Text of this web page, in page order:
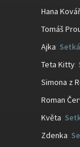
Hana
Tomáš
Ajka
Teta Kitty
Simona z
Roman
Květa
Zdenka